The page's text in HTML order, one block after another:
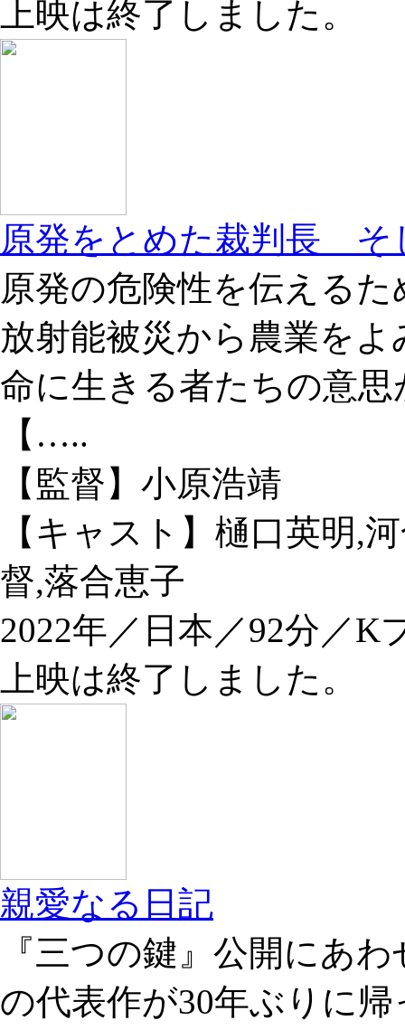
上映は終了しました。
原発をとめた裁判長 そ
原発の危険性を伝える
放射能被災から農業を
命に生きる者たちの意
【…..
【監督】小原浩靖
【キャスト】樋口英明,
督,落合恵子
2022年／日本／92分／K
上映は終了しました。
親愛なる日記
『三つの鍵』公開にあ
の代表作が30年ぶりに